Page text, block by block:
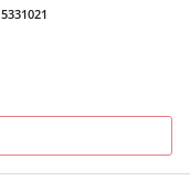
5331021